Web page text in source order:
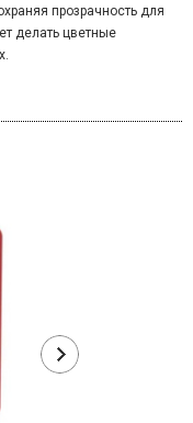
прозрачность для
делать цветные